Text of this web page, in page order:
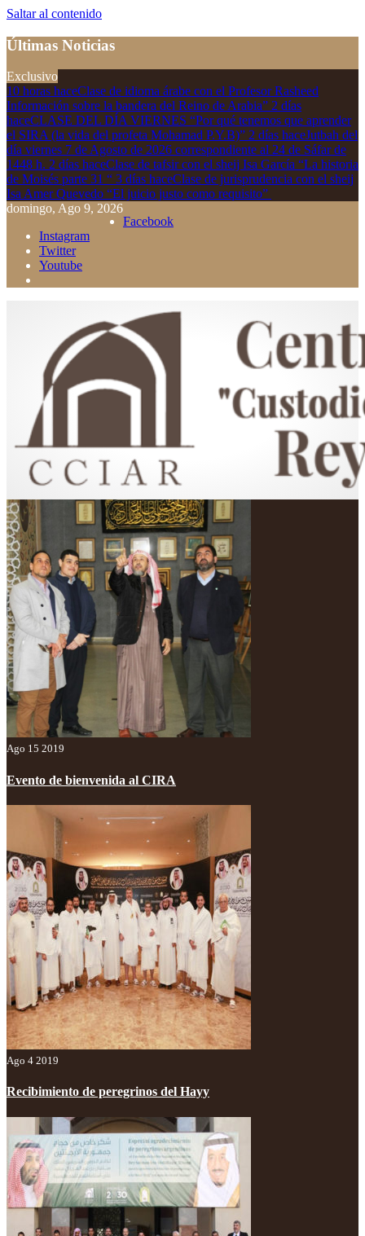
Saltar al contenido
Últimas Noticias
Exclusivo
10 horas haceClase de idioma árabe con el Profesor Rasheed
Información sobre la bandera del Reino de Arabia” 2 días
haceCLASE DEL DÍA VIERNES “Por qué tenemos que aprender
el SIRA (la vida del profeta Mohamad P.Y.B)” 2 días haceJutbah del
día viernes 7 de Agosto de 2026 correspondiente al 24 de Sáfar de
1448 h. 2 días haceClase de tafsir con el sheij Isa García “La historia
de Moisés parte 31 “ 3 días haceClase de jurisprudencia con el sheij
Isa Amer Quevedo “El juicio justo como requisito”
domingo, Ago 9, 2026
Facebook
Instagram
Twitter
Youtube
Centro Cultural Islámico "Custodio de las Dos Sagradas Mezquitas"
Rey Fahd en Argentina
Ago 15 2019
Evento de bienvenida al CIRA
Ago 4 2019
Recibimiento de peregrinos del Hayy